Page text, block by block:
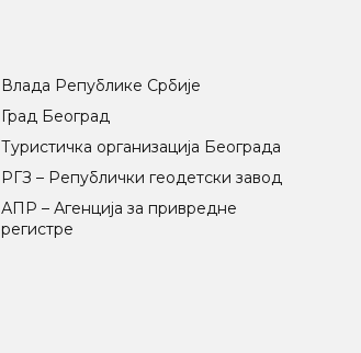
Влада Републике Србије
Град Београд
Туристичка организација Београда
РГЗ – Републички геодетски завод
АПР – Агенција за привредне
регистре